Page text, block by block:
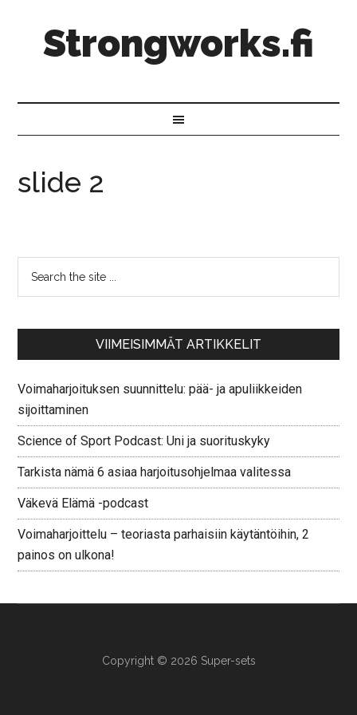
Strongworks.fi
slide 2
VIIMEISIMMÄT ARTIKKELIT
Voimaharjoituksen suunnittelu: pää- ja apuliikkeiden
sijoittaminen
Science of Sport Podcast: Uni ja suorituskyky
Tarkista nämä 6 asiaa harjoitusohjelmaa valitessa
Väkevä Elämä -podcast
Voimaharjoittelu – teoriasta parhaisiin käytäntöihin, 2
painos on ulkona!
Copyright © 2026 Super-sets